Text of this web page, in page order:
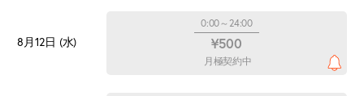
8月12日 (水)
0:00～24:00
¥500
月極契約中